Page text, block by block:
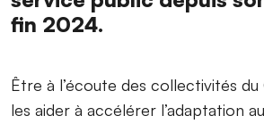
fin 2024.
Être à l’écoute des collectivités
les aider à accélérer l’adaptation